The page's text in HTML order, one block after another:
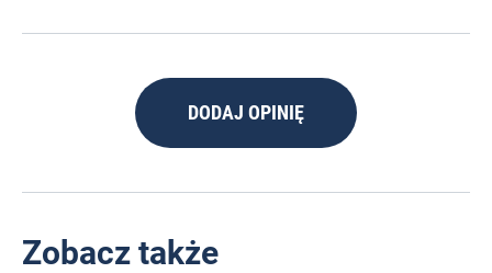
DODAJ OPINIĘ
Zobacz także